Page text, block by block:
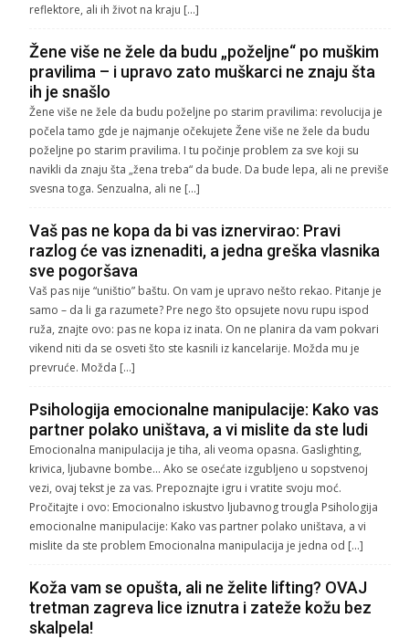
reflektore, ali ih život na kraju […]
Žene više ne žele da budu „poželjne“ po muškim
pravilima – i upravo zato muškarci ne znaju šta
ih je snašlo
Žene više ne žele da budu poželjne po starim pravilima: revolucija je
počela tamo gde je najmanje očekujete Žene više ne žele da budu
poželjne po starim pravilima. I tu počinje problem za sve koji su
navikli da znaju šta „žena treba“ da bude. Da bude lepa, ali ne previše
svesna toga. Senzualna, ali ne […]
Vaš pas ne kopa da bi vas iznervirao: Pravi
razlog će vas iznenaditi, a jedna greška vlasnika
sve pogoršava
Vaš pas nije “uništio” baštu. On vam je upravo nešto rekao. Pitanje je
samo – da li ga razumete? Pre nego što opsujete novu rupu ispod
ruža, znajte ovo: pas ne kopa iz inata. On ne planira da vam pokvari
vikend niti da se osveti što ste kasnili iz kancelarije. Možda mu je
prevruće. Možda […]
Psihologija emocionalne manipulacije: Kako vas
partner polako uništava, a vi mislite da ste ludi
Emocionalna manipulacija je tiha, ali veoma opasna. Gaslighting,
krivica, ljubavne bombe… Ako se osećate izgubljeno u sopstvenoj
vezi, ovaj tekst je za vas. Prepoznajte igru i vratite svoju moć.
Pročitajte i ovo: Emocionalno iskustvo ljubavnog trougla Psihologija
emocionalne manipulacije: Kako vas partner polako uništava, a vi
mislite da ste problem Emocionalna manipulacija je jedna od […]
Koža vam se opušta, ali ne želite lifting? OVAJ
tretman zagreva lice iznutra i zateže kožu bez
skalpela!